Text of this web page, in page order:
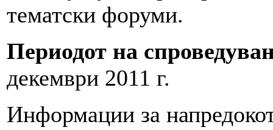
тематски форуми.
Периодот на
декември 2011 г.
Информации за